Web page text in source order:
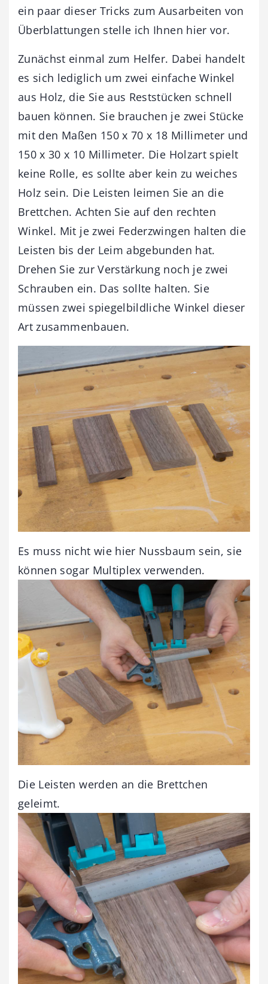
ein paar dieser Tricks zum Ausarbeiten von
Überblattungen stelle ich Ihnen hier vor.
Zunächst einmal zum Helfer. Dabei handelt
es sich lediglich um zwei einfache Winkel
aus Holz, die Sie aus Reststücken schnell
bauen können. Sie brauchen je zwei Stücke
mit den Maßen 150 x 70 x 18 Millimeter und
150 x 30 x 10 Millimeter. Die Holzart spielt
keine Rolle, es sollte aber kein zu weiches
Holz sein. Die Leisten leimen Sie an die
Brettchen. Achten Sie auf den rechten
Winkel. Mit je zwei Federzwingen halten die
Leisten bis der Leim abgebunden hat.
Drehen Sie zur Verstärkung noch je zwei
Schrauben ein. Das sollte halten. Sie
müssen zwei spiegelbildliche Winkel dieser
Art zusammenbauen.
Es muss nicht wie hier Nussbaum sein, sie
können sogar Multiplex verwenden.
Die Leisten werden an die Brettchen
geleimt.